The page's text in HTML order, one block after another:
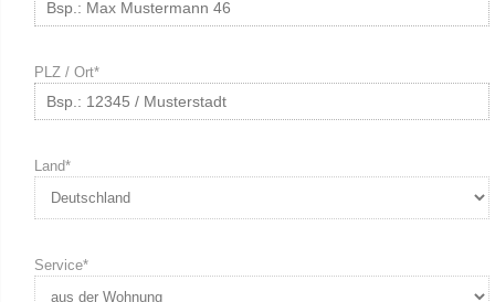
PLZ / Ort*
Land*
Service*